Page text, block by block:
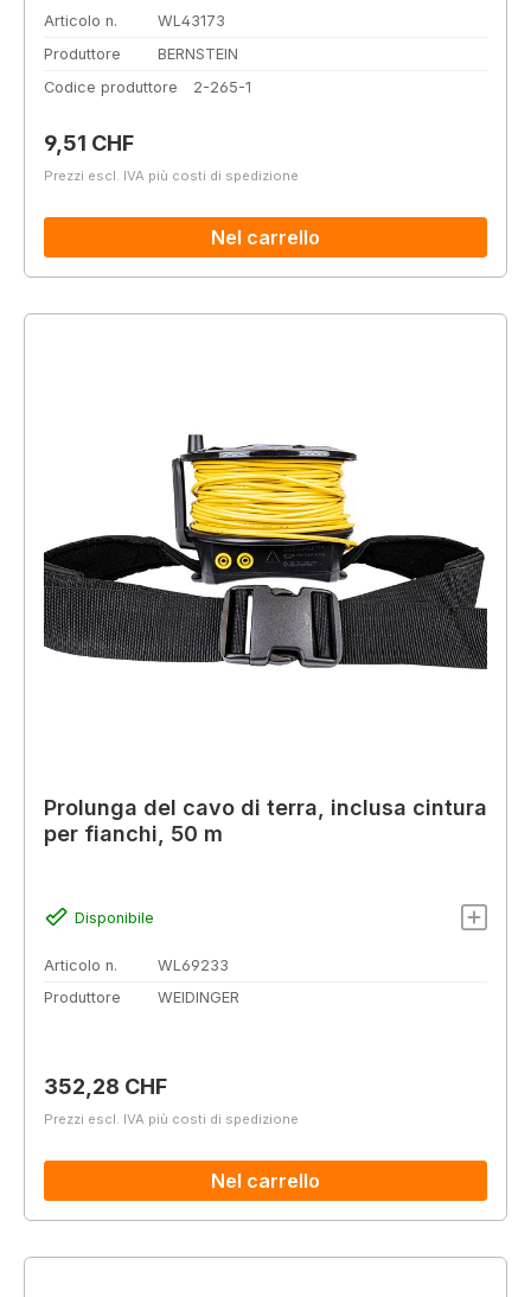
Articolo n.
WL43173
Produttore
BERNSTEIN
Codice produttore
2-265-1
Prezzo normale:
9,51 CHF
Prezzi escl. IVA più costi di spedizione
Nel carrello
Prolunga del cavo di terra, inclusa cintura
per fianchi, 50 m
Disponibile
Articolo n.
WL69233
Produttore
WEIDINGER
Prezzo normale:
352,28 CHF
Prezzi escl. IVA più costi di spedizione
Nel carrello